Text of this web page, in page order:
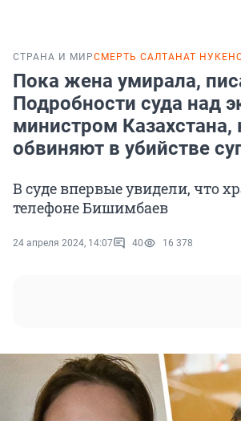
СТРАНА И МИРСМЕРТЬ САЛТАНАТ
Пока жена умирала,
Подробности суда над
министром Казахстана,
обвиняют в убийстве
В суде впервые увидели, что
телефоне Бишимбаев
24 апреля 2024, 14:07 40 16 378